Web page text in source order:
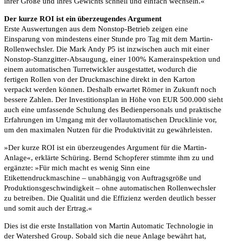
Der kurze ROI ist ein überzeugendes Argument
Erste Auswertungen aus dem Nonstop-Betrieb zeigen eine
Einsparung von mindestens einer Stunde pro Tag mit dem Martin-
Rollenwechsler. Die Mark Andy P5 ist inzwischen auch mit einer
Nonstop-Stanzgitter-Absaugung, einer 100% Kamerainspektion und
einem automatischen Turretwickler ausgestattet, wodurch die
fertigen Rollen von der Druckmaschine direkt in den Karton
verpackt werden können. Deshalb erwartet Römer in Zukunft noch
bessere Zahlen. Der Investitionsplan in Höhe von EUR 500.000 sieht
auch eine umfassende Schulung des Bedienpersonals und praktische
Erfahrungen im Umgang mit der vollautomatischen Drucklinie vor,
um den maximalen Nutzen für die Produktivität zu gewährleisten.
»Der kurze ROI ist ein überzeugendes Argument für die Martin-
Anlage«, erklärte Schüring. Bernd Schopferer stimmte ihm zu und
ergänzte: »Für mich macht es wenig Sinn eine
Etikettendruckmaschine – unabhängig von Auftragsgröße und
Produktionsgeschwindigkeit – ohne automatischen Rollenwechsler
zu betreiben. Die Qualität und die Effizienz werden deutlich besser
und somit auch der Ertrag.«
Dies ist die erste Installation von Martin Automatic Technologie in
der Watershed Group. Sobald sich die neue Anlage bewährt hat,